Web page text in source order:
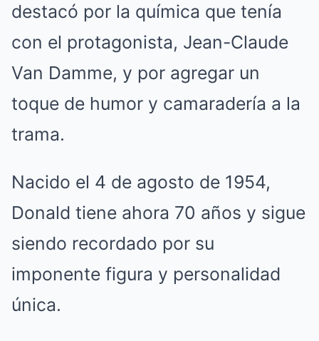
destacó por la química que tenía
con el protagonista, Jean-Claude
Van Damme, y por agregar un
toque de humor y camaradería a la
trama.
Nacido el 4 de agosto de 1954,
Donald tiene ahora 70 años y sigue
siendo recordado por su
imponente figura y personalidad
única.